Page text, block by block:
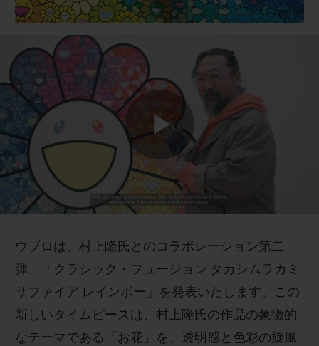
Play
ウブロ は、 村上隆氏 と のコラボレーション第二
弾 、「 クラシック・ フュージョン タカシムラカミ
サファイア レインボー」 を発表いたします。 この
新しいタイムピースは、 村上隆氏の作品の象徴的
なテーマである「お花」を 、透明感と色彩の旋風
ウブロティスタと延長保証
配送日数
ギフトポーチ
お問い合わせ